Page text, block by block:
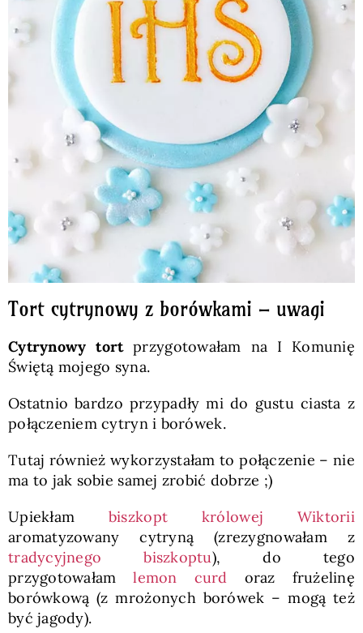
Tort cytrynowy z borówkami – uwagi
Cytrynowy tortprzygotowałam na I Komunię
Świętą mojego syna.
Ostatnio bardzo przypadły mi do gustu ciasta z
połączeniem cytryn i borówek.
Tutaj również wykorzystałam to połączenie – nie
ma to jak sobie samej zrobić dobrze ;)
Upiekłam biszkopt królowej Wiktorii
aromatyzowany cytryną (zrezygnowałam z
tradycyjnego biszkoptu), do tego
przygotowałamlemon curd
oraz frużelinę
borówkową (z mrożonych borówek – mogą też
być jagody).